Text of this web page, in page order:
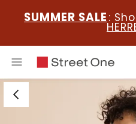
SUMMER SALE :